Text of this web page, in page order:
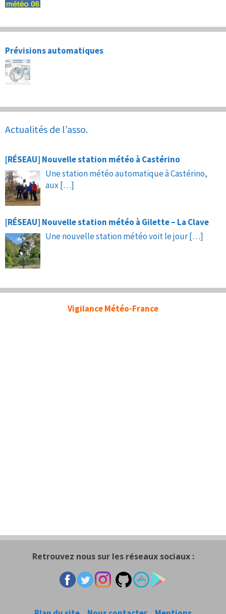
Prévisions automatiques
Actualités de l’asso.
[RÉSEAU] Nouvelle station météo à Castérino
Une station météo automatique à Castérino,
aux […]
[RÉSEAU] Nouvelle station météo à Gilette – La Clave
Une nouvelle station météo voit le jour[…]
Vigilance Météo-France
Retrouvez nous sur les réseaux sociaux :